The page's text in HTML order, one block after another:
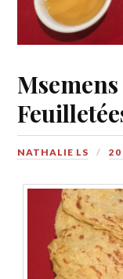
NATHALIE LS 20